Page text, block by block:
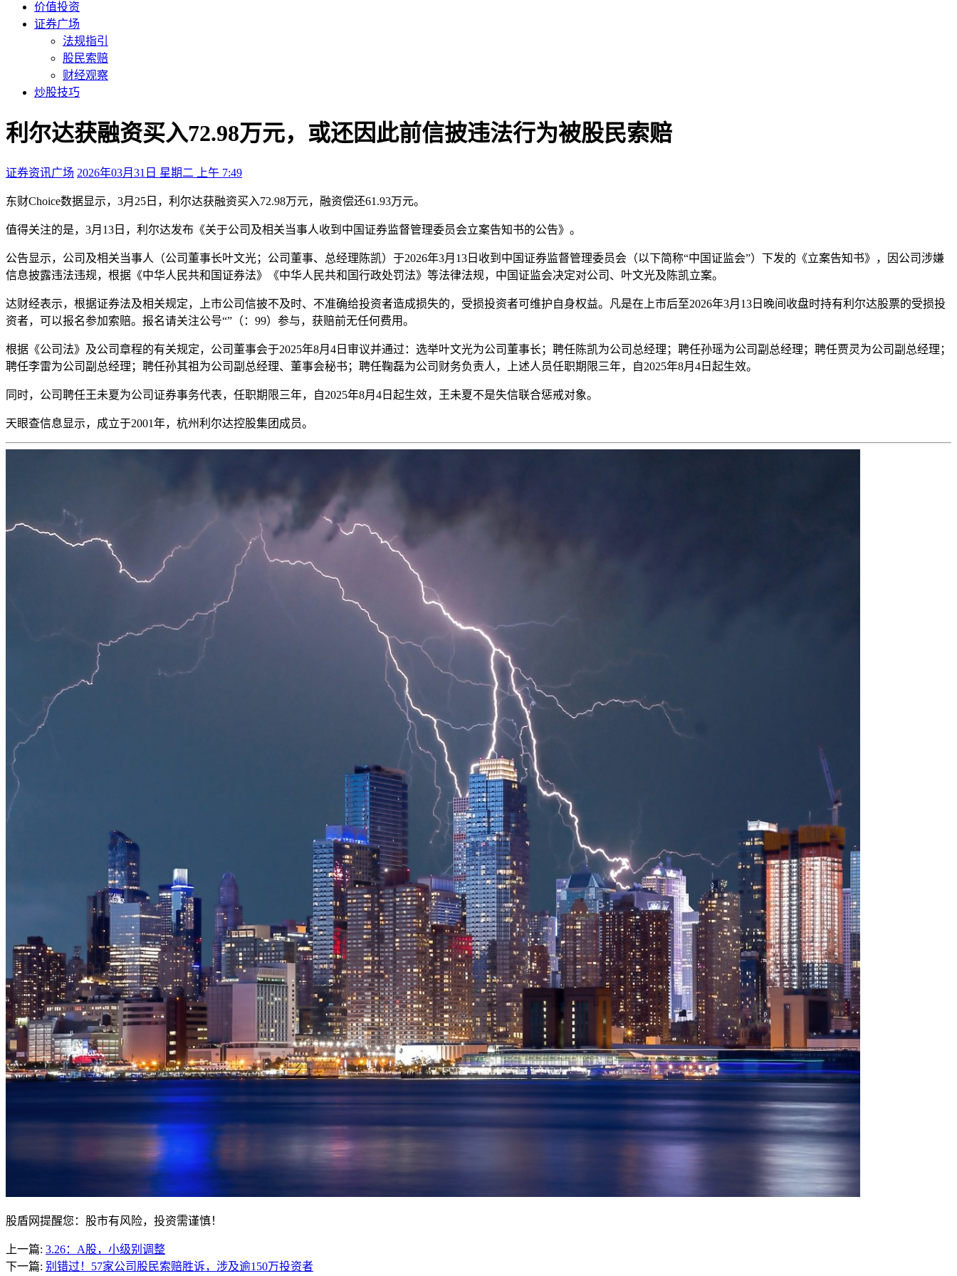
价值投资
证券广场
法规指引
股民索赔
财经观察
炒股技巧
利尔达获融资买入72.98万元，或还因此前信披违法行为被股民索赔
证券资讯广场 2026年03月31日 星期二 上午 7:49
东财Choice数据显示，3月25日，利尔达获融资买入72.98万元，融资偿还61.93万元。
值得关注的是，3月13日，利尔达发布《关于公司及相关当事人收到中国证券监督管理委员会立案告知书的公告》。
公告显示，公司及相关当事人（公司董事长叶文光；公司董事、总经理陈凯）于2026年3月13日收到中国证券监督管理委员会（以下简称“中国证监会”）下发的《立案告知书》，因公司涉嫌
信息披露违法违规，根据《中华人民共和国证券法》《中华人民共和国行政处罚法》等法律法规，中国证监会决定对公司、叶文光及陈凯立案。
达财经表示，根据证券法及相关规定，上市公司信披不及时、不准确给投资者造成损失的，受损投资者可维护自身权益。凡是在上市后至2026年3月13日晚间收盘时持有利尔达股票的受损投
资者，可以报名参加索赔。报名请关注公号“”（：99）参与，获赔前无任何费用。
根据《公司法》及公司章程的有关规定，公司董事会于2025年8月4日审议并通过：选举叶文光为公司董事长；聘任陈凯为公司总经理；聘任孙瑶为公司副总经理；聘任贾灵为公司副总经理；
聘任李雷为公司副总经理；聘任孙其祖为公司副总经理、董事会秘书；聘任鞠磊为公司财务负责人，上述人员任职期限三年，自2025年8月4日起生效。
同时，公司聘任王未夏为公司证券事务代表，任职期限三年，自2025年8月4日起生效，王未夏不是失信联合惩戒对象。
天眼查信息显示，成立于2001年，杭州利尔达控股集团成员。
股盾网提醒您：股市有风险，投资需谨慎！
上一篇: 3.26：A股，小级别调整
下一篇: 别错过！57家公司股民索赔胜诉，涉及逾150万投资者